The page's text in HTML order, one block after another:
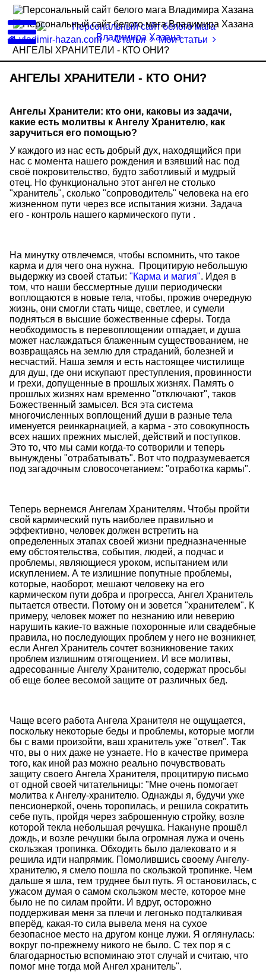
vladimir-hazan.com Статьи
Мои статьи
АНГЕЛЫ ХРАНИТЕЛИ - КТО ОНИ?
АНГЕЛЫ ХРАНИТЕЛИ - КТО ОНИ?
Ангелы Хранители: кто они, каковы из задачи,
какие есть молитвы к Ангелу Хранителю, как
заручиться его помощью?
У каждого из нас есть добрый дух, находящийся при
нас с момента нашего рождения и взявший нас под
своё покровительство, будто заботливый и мудрый
отец. Но функционально этот ангел не столько
"хранитель", сколько "сопроводитель" человека на его
жизненном пути через все испытания жизни. Задача
его - контроль нашего кармического пути .
На минутку отвлечемся, чтобы вспомнить, что такое
карма и для чего она нужна. Процитирую небольшую
выдержку из своей статьи: "Карма и магия". Идея в
том, что наши бессмертные души периодически
воплощаются в новые тела, чтобы, прожив очередную
жизнь, они смогли стать чище, светлее, и сумели
подняться в высшие божественные сферы. Тогда
необходимость в перевоплощении отпадает, и душа
может наслаждаться блаженным существованием, не
возвращаясь на землю для страданий, болезней и
несчастий. Наша земля и есть настоящее чистилище
для душ, где они искупают преступления, провинности
и грехи, допущенные в прошлых жизнях. Память о
прошлых жизнях нам временно "отключают", таков
Божественный замысел. Вся эта система
многочисленных воплощений души в разные тела
именуется реинкарнацией, а карма - это совокупность
всех наших прежних мыслей, действий и поступков.
Это то, что мы сами когда-то сотворили и теперь
вынуждены "отрабатывать". Вот что подразумевается
под загадочным словосочетанием: "отработка кармы".
Теперь вернемся Ангелам Хранителям. Чтобы пройти
свой кармический путь наиболее правильно и
эффективно, человек должен встретить на
определенных этапах своей жизни предназначенные
ему обстоятельства, события, людей, а подчас и
проблемы, являющиеся уроком, испытанием или
искуплением. А те излишние попутные проблемы,
которые, наоборот, мешают человеку на его
кармическом пути добра и прогресса, Ангел Хранитель
пытается отвести. Потому он и зовется "хранителем". К
примеру, человек может по незнанию или неверию
нарушить какие-то важные похоронные или свадебные
правила, но последующих проблем у него не возникнет,
если Ангел Хранитель сочтет возникновение таких
проблем излишним отягощением. И все молитвы,
адресованные Ангелу Хранителю, содержат просьбы
об еще более весомой защите от различных бед.
Чаще всего работа Ангела Хранителя не ощущается,
поскольку некоторые беды и проблемы, которые могли
бы с вами произойти, ваш хранитель уже "отвел". Так
что, вы о них даже не узнаете. Но в качестве примера
того, как иной раз можно реально почувствовать
защиту своего Ангела Хранителя, процитирую письмо
от одной своей читательницы: "Мне очень помогает
молитва к Ангелу-хранителю. Однажды я, будучи уже
пенсионеркой, очень торопилась, и решила сократить
себе путь, пройдя через заброшенную стройку, возле
которой текла небольшая речушка. Накануне прошёл
дождь, и возле речушки была огромная лужа и очень
скользкая тропинка. Обходить было далековато и я
решила идти напрямик. Помолившись своему Ангелу-
хранителю, я смело пошла по скользкой тропинке. Чем
дальше я шла, тем труднее был путь. Я остановилась, с
ужасом думая о самом скользком месте, которое мне
было не по силам пройти. И вдруг, осторожно
поддерживая меня за плечи и легонько подталкивая
вперёд, какая-то сила вывела меня на сухое
безопасное место на другом конце лужи. Я оглянулась:
вокруг по-прежнему никого не было. С тех пор я с
благодарностью вспоминаю этот случай и считаю, что
помог мне тогда мой Ангел хранитель".